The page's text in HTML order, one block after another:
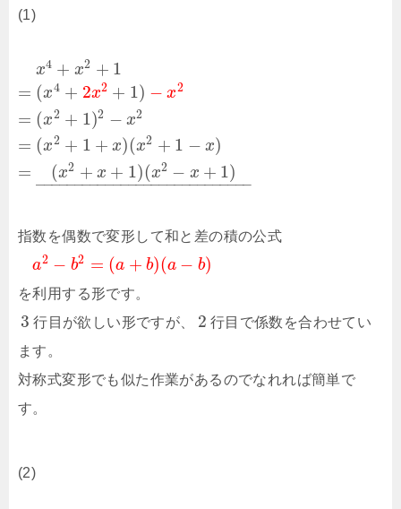
(1)
x4 + x2 + 1
= (x4 + 2x2 + 1) − x2
= (x2 + 1)2 − x2
= (x2 + 1 + x)(x2 + 1 − x)
=
(x2 + x + 1)(x2 − x + 1)
– –
––––––––––––––––––––––––––
指数を偶数で変形して和と差の積の公式
a2 − b2 = (a + b)(a − b)
を利用する形です。
3 行目が欲しい形ですが、 2 行目で係数を合わせてい
ます。
対称式変形でも似た作業があるのでなれれば簡単で
す。
(2)